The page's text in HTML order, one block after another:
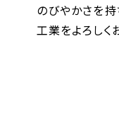
のびやかさを
工業をよろしく